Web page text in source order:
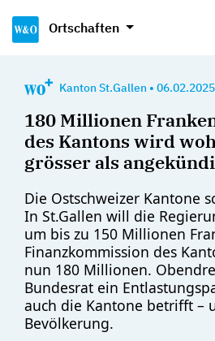
Ortschaften
Kanton St.Gallen • 06.02.2025
180 Millionen
des Kantons wird
grösser als
Die Ostschweizer Kantone
In St.Gallen will die
um bis zu 150 Millionen
Finanzkommission des
nun 180 Millionen.
Bundesrat ein
auch die Kantone betrifft –
Bevölkerung.